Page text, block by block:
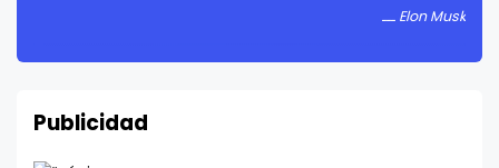
Elon Musk
Publicidad